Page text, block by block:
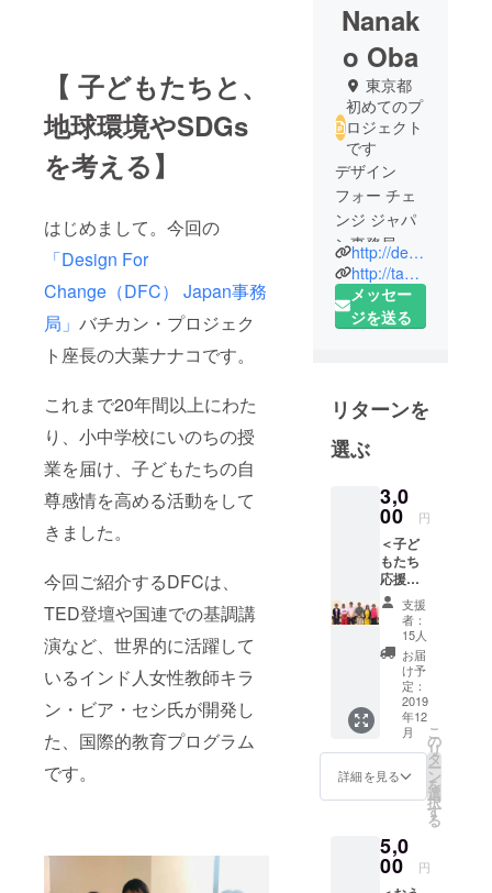
【 子どもたちと、
地球環境やSDGs
を考える】
はじめまして。今回の
「Design For
Change（DFC） Japan事務
局」 バチカン・プロジェク
ト座長の大葉ナナコです。
これまで20年間以上にわた
り、小中学校にいのちの授
業を届け、子どもたちの自
尊感情を高める活動をして
きました。
今回ご紹介するDFCは、
TED登壇や国連での基調講
演など、世界的に活躍して
いるインド人女性教師キラ
ン・ビア・セシ氏が開発し
た、国際的教育プログラム
です。
Nanak
o Oba
東京都
初めてのプ
ロジェクト
です
デザイン
フォー チェ
ンジ ジャパ
ン事務局。
バチカン子
どもサミッ
トプロジェ
もたちに生
命の授業を
学校に届け
る公益社団
協会 設立
者・代表理
2013年より
環境省グッ
ドライフア
ワード実行
委員、審査
委員。
環境省「つ
なげよう、
里川海プロ
ジェクト」
http://designforchange.jp/
http://tanjo.org/
メッセー
ジを送る
リターンを
選ぶ
3,0
00 円
＜子ど
もたち
応援！
コース
＞ ・支
援者限
定コ
ミュニ
ティ
（faceb
ookグ
ルー
プ）ご
招待 ・
DFCJ事
務局よ
謝の気
持ちを
込めた
支援
者：
15人
お届
け予
定：
2019
年12
月
詳細を見る
こ
の
リ
タ
ー
ン
を
選
択
す
る
5,0
00 円